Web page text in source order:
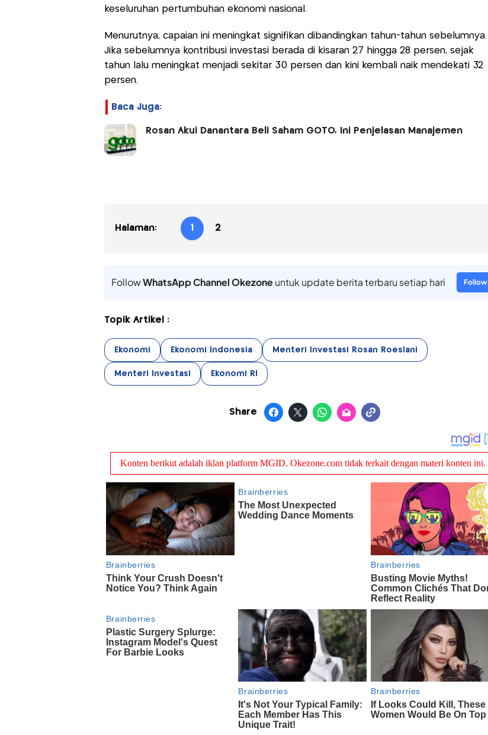
keseluruhan pertumbuhan ekonomi nasional.
Menurutnya, capaian ini meningkat signifikan dibandingkan tahun-tahun sebelumnya.
Jika sebelumnya kontribusi investasi berada di kisaran 27 hingga 28 persen, sejak
tahun lalu meningkat menjadi sekitar 30 persen dan kini kembali naik mendekati 32
persen.
Baca Juga:
Rosan Akui Danantara Beli Saham GOTO, Ini Penjelasan Manajemen
Halaman: 1 2
FollowWhatsApp Channel Okezoneuntuk update berita terbaru setiap hari Follow
Topik Artikel :
Ekonomi Ekonomi Indonesia Menteri Investasi Rosan Roeslani
Menteri Investasi Ekonomi RI
Share